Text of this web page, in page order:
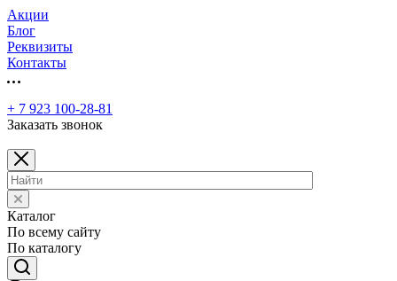
Акции
Блог
Реквизиты
Контакты
+ 7 923 100-28-81
Заказать звонок
Каталог
По всему сайту
По каталогу